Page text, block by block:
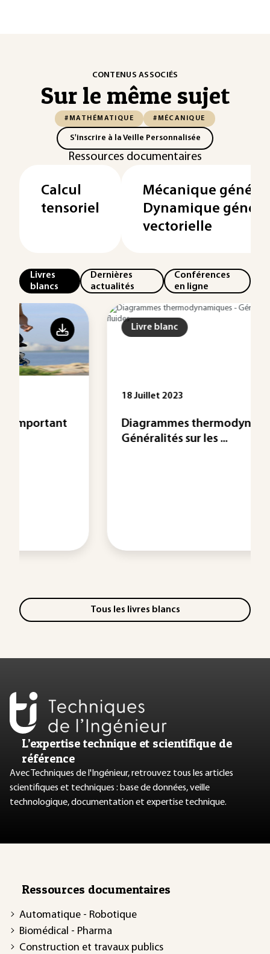
CONTENUS ASSOCIÉS
Sur le même sujet
#MATHÉMATIQUE #MÉCANIQUE
S'inscrire à la Veille Personnalisée
Ressources documentaires
Calcul
tensoriel
Mécanique
Dynamique
vectorielle
Livres
blancs
Dernières
actualités
Conférences
en ligne
Livre blanc
Diagrammes thermodynamiques -
Généralités sur les ...
Tous les livres blancs
L’expertise technique et scientifique de
référence
Avec Techniques de l'Ingénieur, retrouvez tous les articles
scientifiques et techniques : base de données, veille
technologique, documentation et expertise technique.
Ressources documentaires
Automatique - Robotique
Biomédical - Pharma
Construction et travaux publics